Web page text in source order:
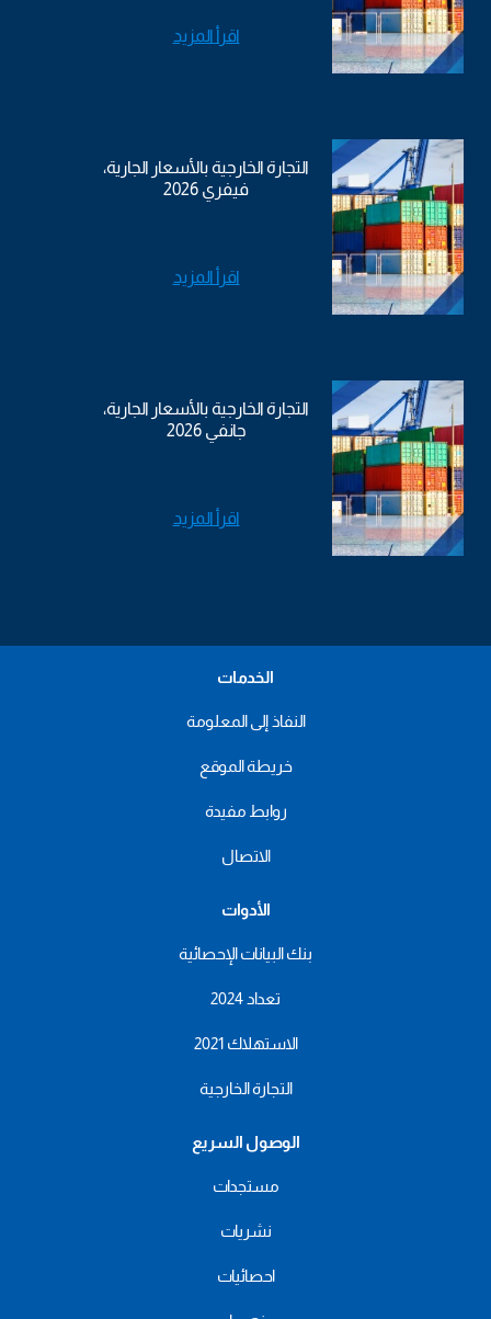
اقرأ المزيد
التجارة الخارجية بالأسعار الجارية،
فيفري 2026
اقرأ المزيد
التجارة الخارجية بالأسعار الجارية،
جانفي 2026
اقرأ المزيد
الخدمات
النفاذ إلى المعلومة
خريطة الموقع
روابط مفيدة
الاتصال
الأدوات
بنك البيانات الإحصائية
تعداد 2024
الاستهلاك 2021
التجارة الخارجية
الوصول السريع
مستجدات
نشريات
احصائيات